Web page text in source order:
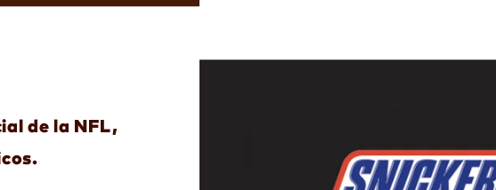
de la NFL,